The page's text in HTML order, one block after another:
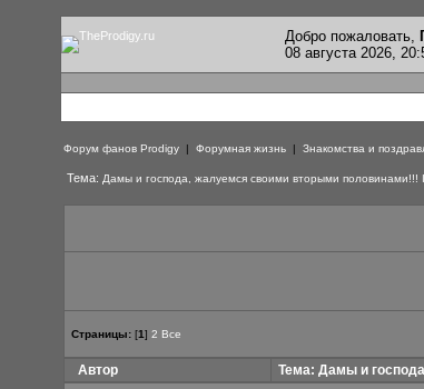
Добро пожаловать,
08 августа 2026,
Форум фанов Prodigy | Форумная жизнь | Знакомства и
Тема: Дамы и господа, жалуемся своими вторыми половинами!!!
Страницы: [1] 2 Все
Автор Тема: Дамы и